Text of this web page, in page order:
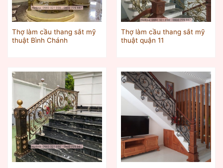
Thợ làm cầu thang sắt mỹ
thuật Bình Chánh
Thợ làm cầu thang sắt mỹ
thuật quận 11